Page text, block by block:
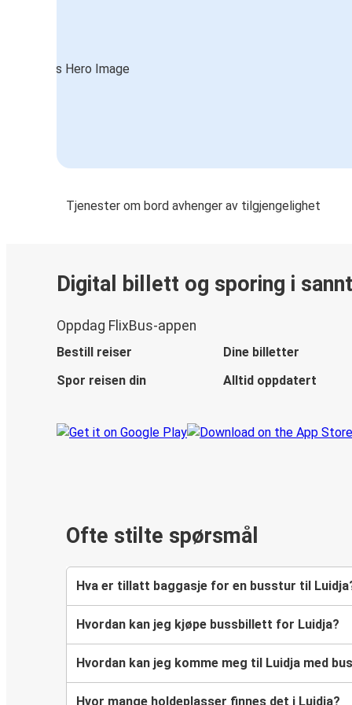
Tjenester om bord avhenger av tilgjengelighet
Digital billett og sporing i
Oppdag FlixBus-appen
Bestill reiser
Dine billetter
Spor reisen din
Alltid oppdatert
Ofte stilte spørsmål
Hva er tillatt baggasje for en busstur til
Hvordan kan jeg kjøpe bussbillett for Luidja?
Hvordan kan jeg komme meg til Luidja med
Hvor mange holdeplasser finnes det i Luidja?